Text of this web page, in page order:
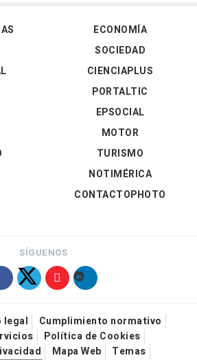
ECONOMÍA
SOCIEDAD
CIENCIAPLUS
PORTALTIC
EPSOCIAL
MOTOR
TURISMO
NOTIMÉRICA
CONTACTOPHOTO
SÍGUENOS
legal
Cumplimiento normativo
Política de Cookies
Mapa Web
Temas